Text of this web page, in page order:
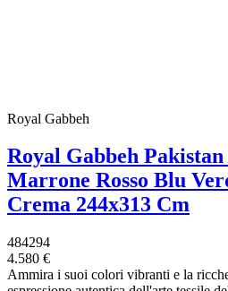
Royal Gabbeh
Royal Gabbeh
Marrone Rosso Blu
Crema 244x313 Cm
484294
4.580 €
Ammira i suoi colori vibranti e la